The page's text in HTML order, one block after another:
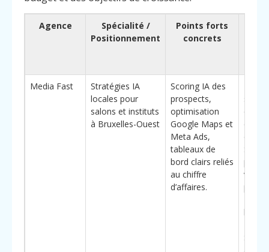
Agence
Spécialité /
Positionnement
Points forts
concrets
Media Fast
Stratégies IA
locales pour
salons et instituts
à Bruxelles-Ouest
Scoring IA des
prospects,
optimisation
Google Maps et
Meta Ads,
tableaux de
bord clairs reliés
au chiffre
d’affaires.
de
Saint-
pour
visible
pour
la
Saint-